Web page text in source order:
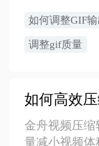
择适当的调
能的保留其原
如何调整GIF
调整gif质量
金舟视频压缩
量减小视频体